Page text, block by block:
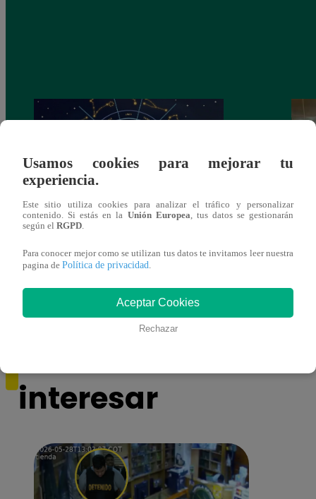
Horóscopo de HOY, 7 de mayo: ¿cómo te
irá en el amor y trabajo, según la IA?
interesar
Usamos cookies para mejorar tu
experiencia.
Este sitio utiliza cookies para analizar el tráfico y personalizar
contenido. Si estás en la Unión Europea, tus datos se gestionarán
según el RGPD.
Para conocer mejor como se utilizan tus datos te invitamos leer nuestra
pagina de Política de privacidad.
Aceptar Cookies
Rechazar